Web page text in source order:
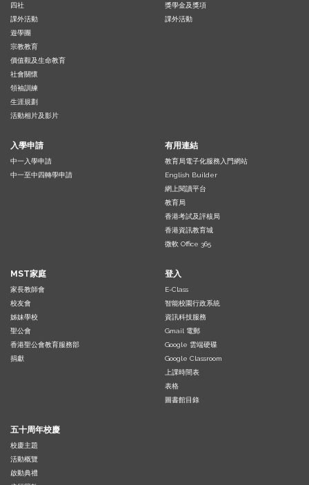
四社
課外活動
遊學團
宗教教育
價值觀及生命教育
社會關懷
領袖訓練
生涯規劃
活動相片及影片
獎學金及獎項
課外活動
入學申請
中一入學申請
中一至中四轉學申請
有用連結
教育局電子化服務入門網站
English Builder
網上閱讀平台
教育局
香港考試及評核局
香港資訊教育城
微軟 Office 365
MST家庭
家長教師會
校友會
姊妹學校
聖公會
香港聖公會教育服務部
捐獻
登入
E-Class
智能校園行政系統
資訊科技服務
Gmail 電郵
Google 雲端硬碟
Google Classroom
上課時間表
表格
圖書館目錄
五十周年校慶
校慶主題
活動概覽
啟動典禮